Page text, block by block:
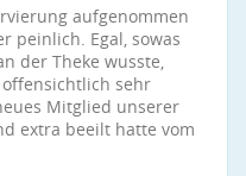
aufgenommen
peinlich. Egal, sowas
der Theke wusste,
offensichtlich sehr
Mitglied unserer
extra beeilt hatte vom